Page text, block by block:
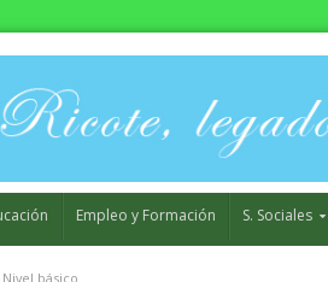
Empleo y Formación S. Sociales
básico